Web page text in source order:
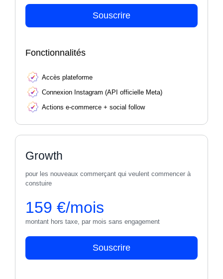
Souscrire
Fonctionnalités
Accès plateforme
Connexion Instagram (API officielle Meta)
Actions e-commerce + social follow
Growth
pour les nouveaux commerçant qui veulent commencer à
constuire
159 €/mois
montant hors taxe, par mois sans engagement
Souscrire